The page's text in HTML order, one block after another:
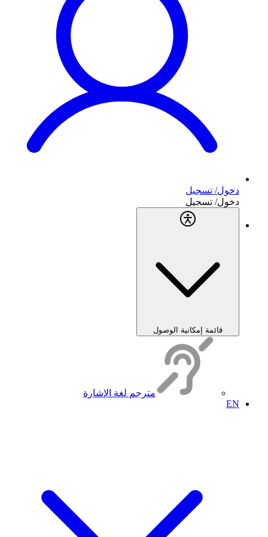
دخول/ تسجيل
دخول/ تسجيل
قائمة إمكانية الوصول
مترجم لغة الإشارة
EN